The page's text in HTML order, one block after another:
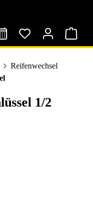
Reifenwechsel
1/2